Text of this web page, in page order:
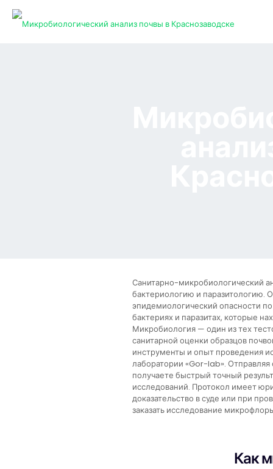
Санитарно-микробиологический
бактериологию и паразитологию.
эпидемиологический опасности
бактериях и паразитах, которые
Микробиология — один из тех
санитарной оценки образцов
инструменты и опыт проведения
лаборатории «Gor-lab». Отправляя
получаете быстрый точный
исследований. Протокол имеет
доказательство в суде или при
заказать исследование
Как